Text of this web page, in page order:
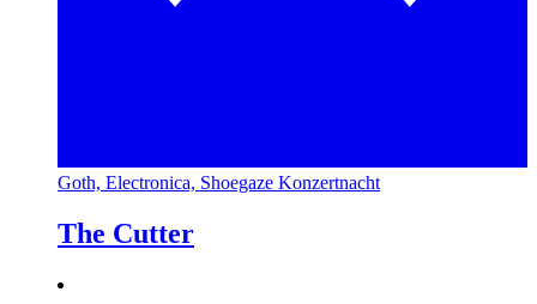
Goth, Electronica, Shoegaze Konzertnacht
The Cutter